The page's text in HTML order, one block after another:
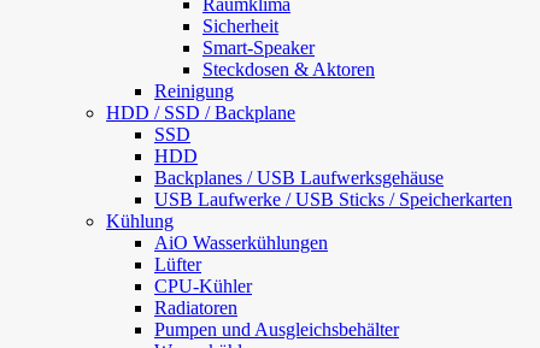
Raumklima
Sicherheit
Smart-Speaker
Steckdosen & Aktoren
Reinigung
HDD / SSD / Backplane
SSD
HDD
Backplanes / USB Laufwerksgehäuse
USB Laufwerke / USB Sticks / Speicherkarten
Kühlung
AiO Wasserkühlungen
Lüfter
CPU-Kühler
Radiatoren
Pumpen und Ausgleichsbehälter